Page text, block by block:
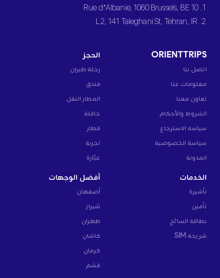
1. 10 Rue d’Albanie, 1060 Brussels, BE
2. L2, 141 Taleghani St, Tehran, IR
ORIENTTRIPS
اتصل بنا
معلومات عنا
تعاون معنا
الشروط والأحكام
سياسة الاسترجاع
سياسة الخصوصية
المدونة
الحجز
رحلة طيران
فندق
المطار النقل
حافلة
قطار
تجربة
عبّارة
الخدمات
تأشيرة
تأمين
بطاقة السائح
شريحة SIM
أفضل الوجهات
أصفهان
شيراز
طهران
كاشان
كرمان
قشم